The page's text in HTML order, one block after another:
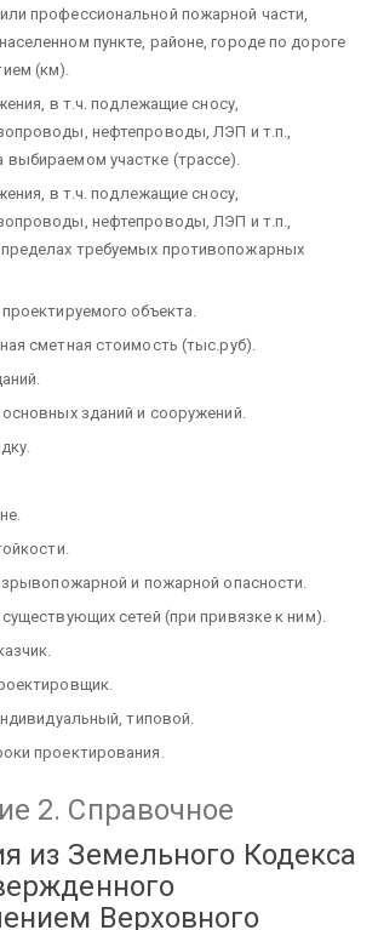
профессиональной пожарной части,
пункте, районе, городе по дороге
(км).
в т.ч. подлежащие сносу,
нефтепроводы, ЛЭП и т.п.,
участке (трассе).
в т.ч. подлежащие сносу,
нефтепроводы, ЛЭП и т.п.,
требуемых противопожарных
объекта.
сметная стоимость (тыс.руб).
зданий и сооружений.
и пожарной опасности.
сетей (при привязке к ним).
типовой.
проектирования.
2. Справочное
из Земельного Кодекса
Верховного